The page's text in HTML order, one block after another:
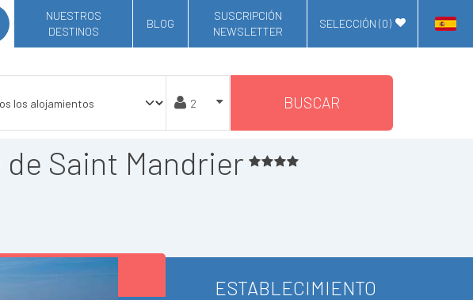
NUESTROS
DESTINOS
BLOG
SUSCRIPCIÓN
NEWSLETTER
SELECCIÓN (0)
BUSCAR
Saint Mandrier
ESTABLECIMIENTO